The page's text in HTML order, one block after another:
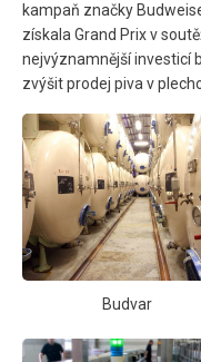
kampaň značky
získala Grand Prix v
nejvýznamnější investicí
zvýšit prodej piva v
Budvar